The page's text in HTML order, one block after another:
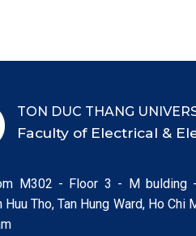
TON DUC THANG
Faculty of Electrical &
M302 - Floor 3 - M bulding
Huu Tho, Tan Hung Ward, Ho Chi